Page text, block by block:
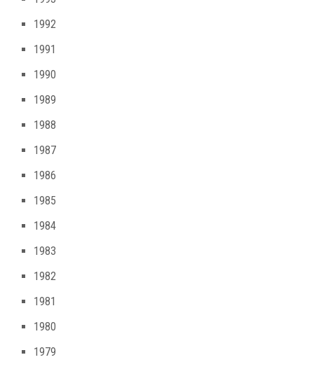
1992
1991
1990
1989
1988
1987
1986
1985
1984
1983
1982
1981
1980
1979